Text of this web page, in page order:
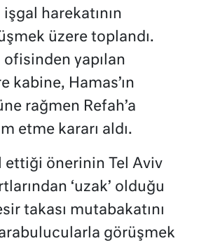
harekatının
üzere toplandı.
ofisinden yapılan
kabine, Hamas’ın
rağmen Refah’a
etme kararı aldı.
ettiği önerinin Tel Aviv
‘uzak’ olduğu
takası mutabakatını
görüşmek